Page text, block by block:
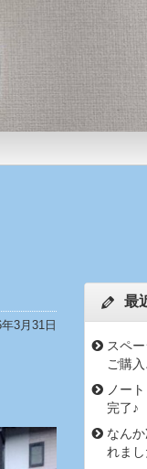
3月31日
最
スペ
ご購入
ノー
完了♪
なん
れまし